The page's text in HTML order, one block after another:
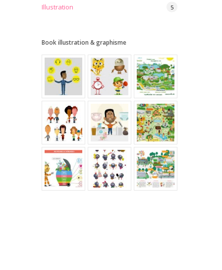
Illustration 5
Book illustration & graphisme